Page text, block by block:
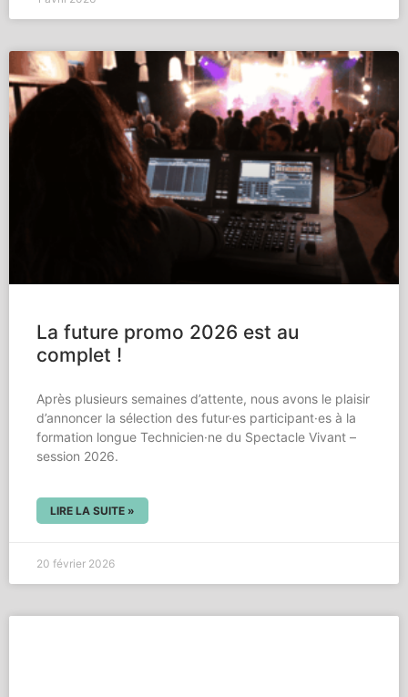
La future promo 2026 est au
complet !
Après plusieurs semaines d’attente, nous avons le plaisir
d’annoncer la sélection des futur·es participant·es à la
formation longue Technicien·ne du Spectacle Vivant –
session 2026.
LIRE LA SUITE »
20 février 2026